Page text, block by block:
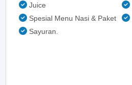
Juice
Spesial Menu Nasi & Paket
Sayuran.